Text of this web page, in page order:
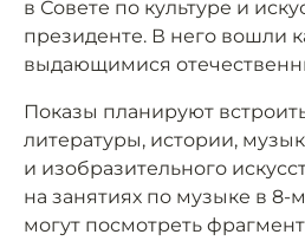
в Совете по культуре и
президенте. В него вошли
выдающимися
Показы планируют
литературы, истории,
и изобразительного
на занятиях по музыке в 8-
могут посмотреть